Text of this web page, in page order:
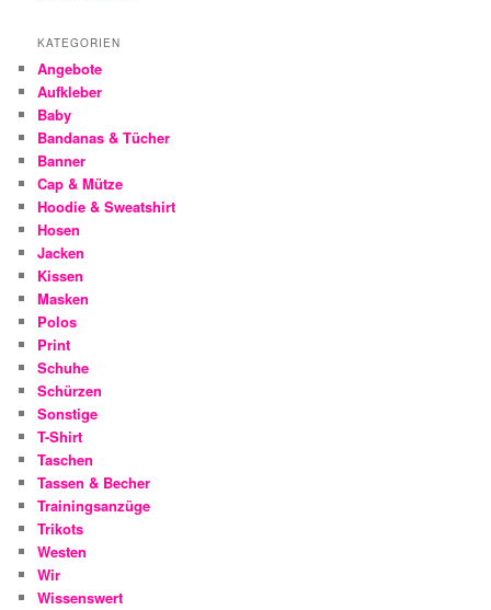
KATEGORIEN
Angebote
Aufkleber
Baby
Bandanas & Tücher
Banner
Cap & Mütze
Hoodie & Sweatshirt
Hosen
Jacken
Kissen
Masken
Polos
Print
Schuhe
Schürzen
Sonstige
T-Shirt
Taschen
Tassen & Becher
Trainingsanzüge
Trikots
Westen
Wir
Wissenswert